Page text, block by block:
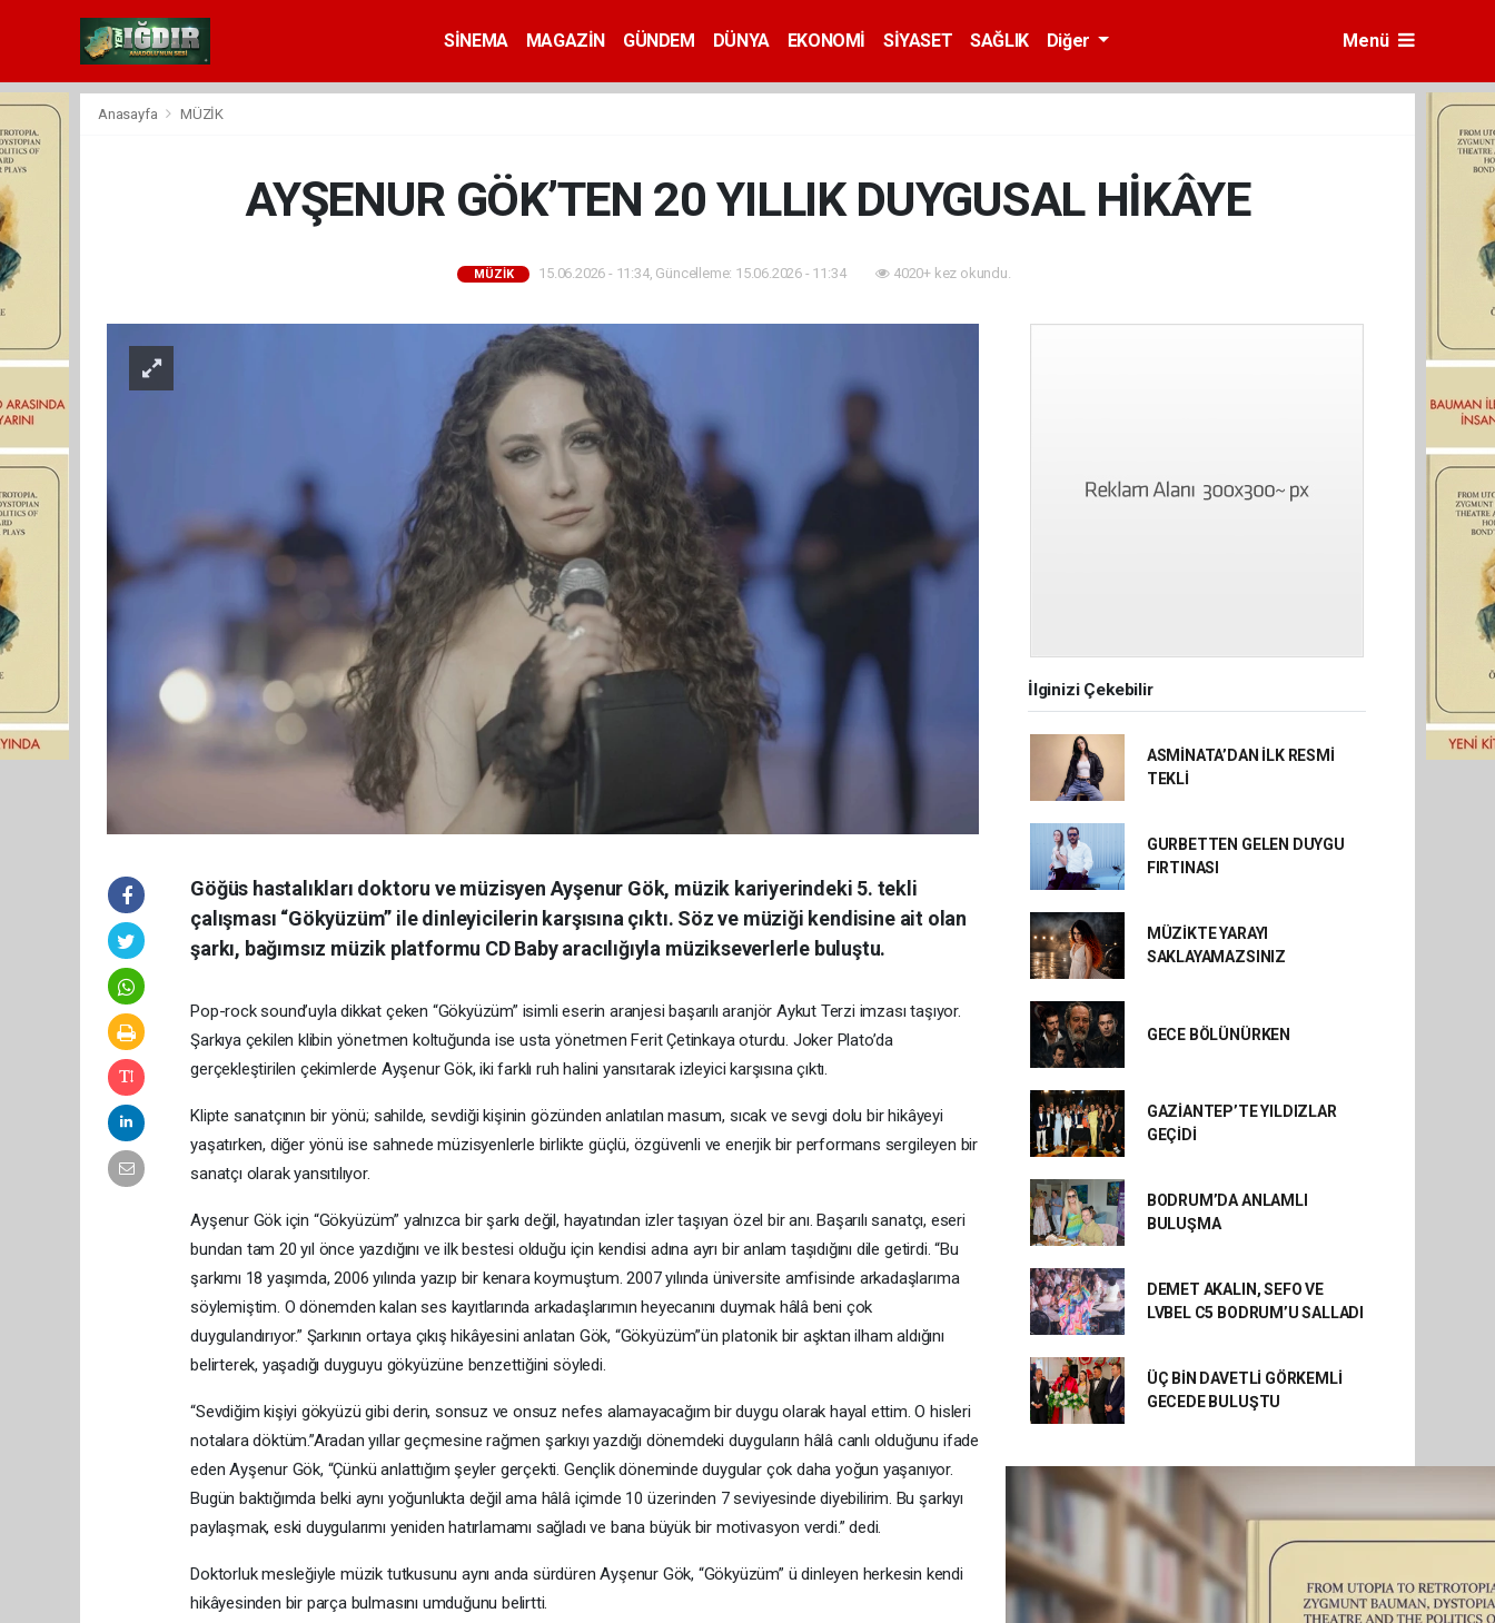
SİNEMA MAGAZİN GÜNDEM DÜNYA EKONOMİ SİYASET SAĞLIK Diğer Menü
Anasayfa MÜZİK
AYŞENUR GÖK’TEN 20 YILLIK DUYGUSAL HİKÂYE
MÜZİK 15.06.2026 - 11:34, Güncelleme: 15.06.2026 - 11:34 4020+ kez okundu.
Göğüs hastalıkları doktoru ve müzisyen Ayşenur Gök, müzik kariyerindeki 5. tekli
çalışması “Gökyüzüm” ile dinleyicilerin karşısına çıktı. Söz ve müziği kendisine ait olan
şarkı, bağımsız müzik platformu CD Baby aracılığıyla müzikseverlerle buluştu.
Pop-rock sound’uyla dikkat çeken “Gökyüzüm” isimli eserin aranjesi başarılı aranjör Aykut Terzi imzası taşıyor.
Şarkıya çekilen klibin yönetmen koltuğunda ise usta yönetmen Ferit Çetinkaya oturdu. Joker Plato’da
gerçekleştirilen çekimlerde Ayşenur Gök, iki farklı ruh halini yansıtarak izleyici karşısına çıktı.
Klipte sanatçının bir yönü; sahilde, sevdiği kişinin gözünden anlatılan masum, sıcak ve sevgi dolu bir hikâyeyi
yaşatırken, diğer yönü ise sahnede müzisyenlerle birlikte güçlü, özgüvenli ve enerjik bir performans sergileyen bir
sanatçı olarak yansıtılıyor.
Ayşenur Gök için “Gökyüzüm” yalnızca bir şarkı değil, hayatından izler taşıyan özel bir anı. Başarılı sanatçı, eseri
bundan tam 20 yıl önce yazdığını ve ilk bestesi olduğu için kendisi adına ayrı bir anlam taşıdığını dile getirdi. “Bu
şarkımı 18 yaşımda, 2006 yılında yazıp bir kenara koymuştum. 2007 yılında üniversite amfisinde arkadaşlarıma
söylemiştim. O dönemden kalan ses kayıtlarında arkadaşlarımın heyecanını duymak hâlâ beni çok
duygulandırıyor.” Şarkının ortaya çıkış hikâyesini anlatan Gök, “Gökyüzüm”ün platonik bir aşktan ilham aldığını
belirterek, yaşadığı duyguyu gökyüzüne benzettiğini söyledi.
“Sevdiğim kişiyi gökyüzü gibi derin, sonsuz ve onsuz nefes alamayacağım bir duygu olarak hayal ettim. O hisleri
notalara döktüm.”Aradan yıllar geçmesine rağmen şarkıyı yazdığı dönemdeki duyguların hâlâ canlı olduğunu ifade
eden Ayşenur Gök, “Çünkü anlattığım şeyler gerçekti. Gençlik döneminde duygular çok daha yoğun yaşanıyor.
Bugün baktığımda belki aynı yoğunlukta değil ama hâlâ içimde 10 üzerinden 7 seviyesinde diyebilirim. Bu şarkıyı
paylaşmak, eski duygularımı yeniden hatırlamamı sağladı ve bana büyük bir motivasyon verdi.” dedi.
Doktorluk mesleğiyle müzik tutkusunu aynı anda sürdüren Ayşenur Gök, “Gökyüzüm” ü dinleyen herkesin kendi
hikâyesinden bir parça bulmasını umduğunu belirtti.
İlginizi Çekebilir
ASMİNATA’DAN İLK RESMİ
TEKLİ
GURBETTEN GELEN DUYGU
FIRTINASI
MÜZİKTE YARAYI
SAKLAYAMAZSINIZ
GECE BÖLÜNÜRKEN
GAZİANTEP’TE YILDIZLAR
GEÇİDİ
BODRUM’DA ANLAMLI
BULUŞMA
DEMET AKALIN, SEFO VE
LVBEL C5 BODRUM’U SALLADI
ÜÇ BİN DAVETLİ GÖRKEMLİ
GECEDE BULUŞTU